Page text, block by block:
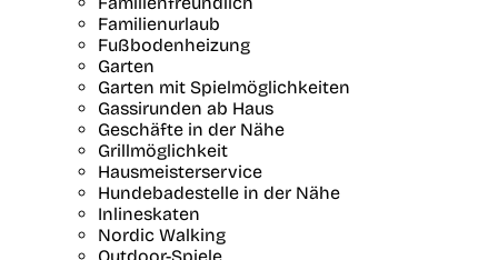
Familienurlaub
Fußbodenheizung
Garten
Garten mit Spielmöglichkeiten
Gassirunden ab Haus
Geschäfte in der Nähe
Grillmöglichkeit
Hausmeisterservice
Hundebadestelle in der Nähe
Inlineskaten
Nordic Walking
Outdoor-Spiele